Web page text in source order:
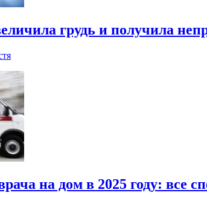
грудь и получила
на дом в 2025 году: все